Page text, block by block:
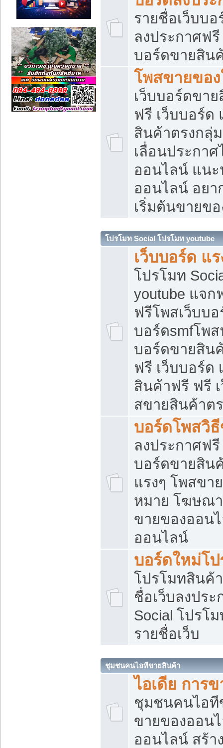
รายชื่อเว็บบ
ลงประกาศฟรี
บอร์ดขายสิน
โพสขายขอ
เว็บบอร์ดขา
ฟรี เว็บบอร์ด
สินค้าตรงกลุ่
เลื่อนประกา
ออนไลน์ แนะ
ออนไลน์ อย
เริ่มต้นขายข
โปรโมท Social โปรโมท youtube
เว็บบอร์ด แร
โปรโมท
youtube แจก
ฟรีโพสเว็บบอ
บอร์ดsmfโพ
บอร์ดขายสิน
ฟรี เว็บบอร์ด
สินค้าฟรี ฟรี
สขายสินค้าต
บอร์ดโพสวิ
ลงประกาศฟรี
บอร์ดขายสิน
แรงๆ โพสขา
หมาย โฆษณ
ขายของออน
ออนไลน์
บอร์ดใหม่โ
โปรโมทสินค้
ชื่อเว็บลงปร
Social โปรโ
รายชื่อเว็บ
ชุมชนคนไอทีขายสินค้า
ไอเดีย การ
ชุมชนคนไอที
ขายของออน
ออนไลน์ สร้า